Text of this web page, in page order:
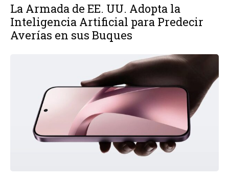
La Armada de EE. UU. Adopta la
Inteligencia Artificial para Predecir
Averías en sus Buques